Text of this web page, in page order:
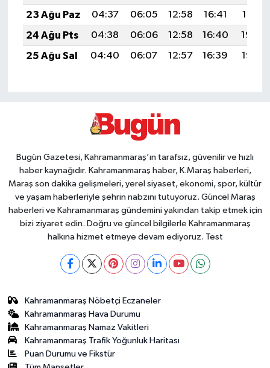
23 Ağu Paz
04:37 06:05 12:58 16:41
19:41
24 Ağu Pts
04:38 06:06 12:58 16:40
19:39
25 Ağu Sal
04:40 06:07 12:57 16:39 19:38
Bugün Gazetesi, Kahramanmaraş’ın tarafsız, güvenilir ve hızlı
haber kaynağıdır. Kahramanmaraş haber, K.Maraş haberleri,
Maraş son dakika gelişmeleri, yerel siyaset, ekonomi, spor, kültür
ve yaşam haberleriyle şehrin nabzını tutuyoruz. Güncel Maraş
haberleri ve Kahramanmaraş gündemini yakından takip etmek için
bizi ziyaret edin. Doğru ve güncel bilgilerle Kahramanmaraş
halkına hizmet etmeye devam ediyoruz. Test
Kahramanmaraş Nöbetçi Eczaneler
Kahramanmaraş Hava Durumu
Kahramanmaraş Namaz Vakitleri
Kahramanmaraş Trafik Yoğunluk Haritası
Puan Durumu ve Fikstür